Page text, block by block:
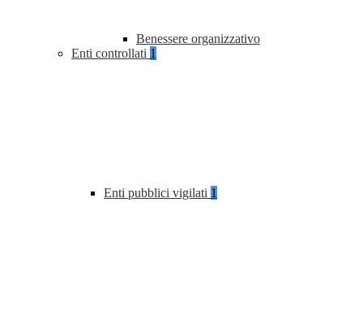
Benessere organizzativo
Enti controllati 1
Enti pubblici vigilati 1